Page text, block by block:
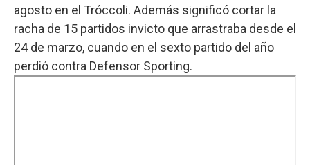
agosto en el Tróccoli. Además significó cortar la
racha de 15 partidos invicto que arrastraba desde el
24 de marzo, cuando en el sexto partido del año
perdió contra Defensor Sporting.